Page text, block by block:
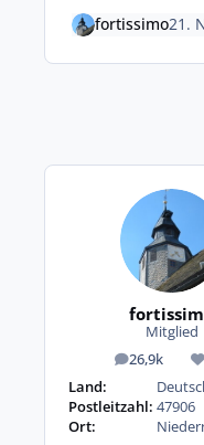
fortissimo21.
Mitglied
26,9k
Beiträge
Land:
Postleitzahl: 47906
Ort: